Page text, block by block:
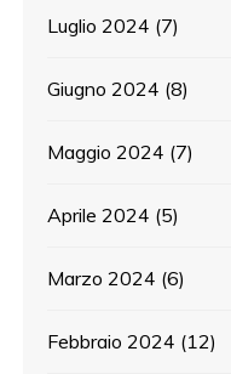
Luglio 2024 (7)
Giugno 2024 (8)
Maggio 2024 (7)
Aprile 2024 (5)
Marzo 2024 (6)
Febbraio 2024 (12)